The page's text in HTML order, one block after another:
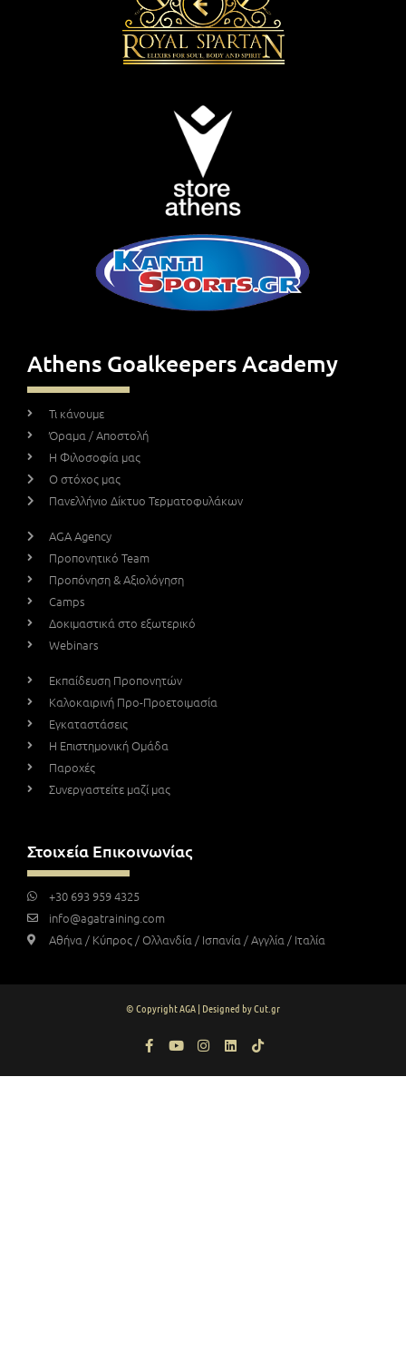
Athens Goalkeepers Academy
Τι κάνουμε
Όραμα / Αποστολή
Η Φιλοσοφία μας
Ο στόχος μας
Πανελλήνιο Δίκτυο Τερματοφυλάκων
AGA Agency
Προπονητικό Team
Προπόνηση & Αξιολόγηση
Camps
Δοκιμαστικά στο εξωτερικό
Webinars
Εκπαίδευση Προπονητών
Καλοκαιρινή Προ-Προετοιμασία
Εγκαταστάσεις
Η Επιστημονική Ομάδα
Παροχές
Συνεργαστείτε μαζί μας
Στοιχεία Επικοινωνίας
+30 693 959 4325
info@agatraining.com
Αθήνα / Κύπρος / Ολλανδία / Ισπανία / Αγγλία / Ιταλία
© Copyright AGA | Designed by Cut.gr